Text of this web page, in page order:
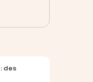
des